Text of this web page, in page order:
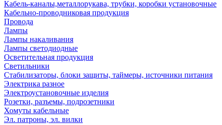
Кабель-каналы,металлорукава, трубки, коробки установочные
Кабельно-проводниковая продукция
Провода
Лампы
Лампы накаливания
Лампы светодиодные
Осветительная продукция
Светильники
Стабилизаторы, блоки защиты, таймеры, источники питания
Электрика разное
Электроустановочные изделия
Розетки, разъемы, подрозетники
Хомуты кабельные
Эл. патроны, эл. вилки